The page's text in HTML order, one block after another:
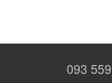
093